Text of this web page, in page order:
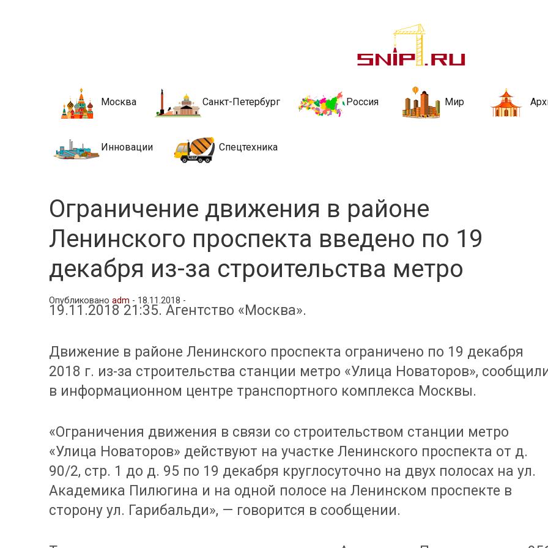
Новости строительства и
стройкой рубрики
Москва Санкт-Петербург Россия Мир
Инновации Спецтехника
Ограничение движения в районе
Ленинского проспекта введено по 19
декабря из-за строительства метро
Опубликованоadm - 18.11.2018 -
19.11.2018 21:35. Агентство «Москва».
Движение в районе Ленинского проспекта ограничено по 19 декабря
2018 г. из-за строительства станции метро «Улица Новаторов»,
в информационном центре транспортного комплекса Москвы.
«Ограничения движения в связи со строительством станции метро
«Улица Новаторов» действуют на участке Ленинского проспекта от д.
90/2, стр. 1 до д. 95 по 19 декабря круглосуточно на двух полосах на ул.
Академика Пилюгина и на одной полосе на Ленинском проспекте в
сторону ул. Гарибальди», — говорится в сообщении.